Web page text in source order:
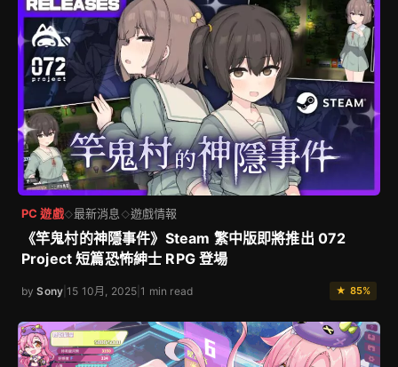
PC 遊戲◇最新消息 ◇遊戲情報
《竿鬼村的神隱事件》Steam 繁中版即將推出 072
Project 短篇恐怖紳士 RPG 登場
bySony |15 10月, 2025 |1 min read ★ 85%